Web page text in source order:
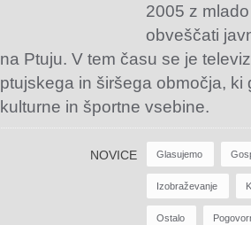
2005 z
obveščati
na Ptuju. V tem času se je
ptujskega in širšega območja,
kulturne in športne vsebine.
NOVICE Glasujemo
Izobraževanje
Ostalo